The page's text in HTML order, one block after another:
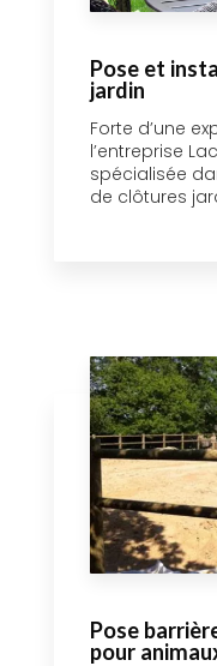
Pose et
jardin
Forte d’une
l’entreprise
spécialisée
de clôtures
Pose
pour